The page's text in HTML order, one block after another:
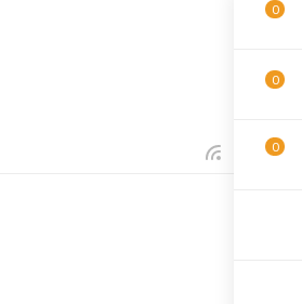
0
0
0